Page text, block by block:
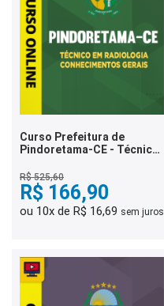
Curso Prefeitura de
Pindoretama-CE - Técnico
Conhecimentos Gerais
R$ 525,60
R$ 166,90
ou 10x de R$ 16,69 sem juros